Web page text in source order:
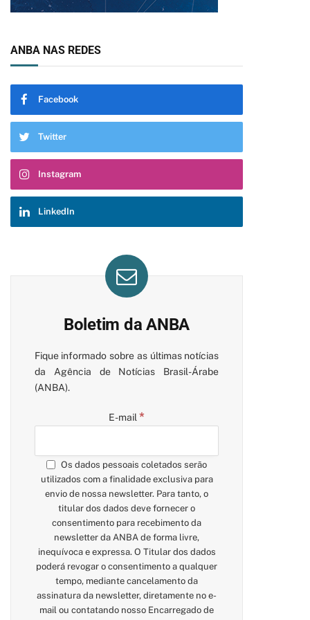
ANBA NAS REDES
Facebook
Twitter
Instagram
LinkedIn
Boletim da ANBA
Fique informado sobre as últimas notícias
da Agência de Notícias Brasil-Árabe
(ANBA).
E-mail *
Os dados pessoais coletados serão
utilizados com a finalidade exclusiva para
envio de nossa newsletter. Para tanto, o
titular dos dados deve fornecer o
consentimento para recebimento da
newsletter da ANBA de forma livre,
inequívoca e expressa. O Titular dos dados
poderá revogar o consentimento a qualquer
tempo, mediante cancelamento da
assinatura da newsletter, diretamente no e-
mail ou contatando nosso Encarregado de